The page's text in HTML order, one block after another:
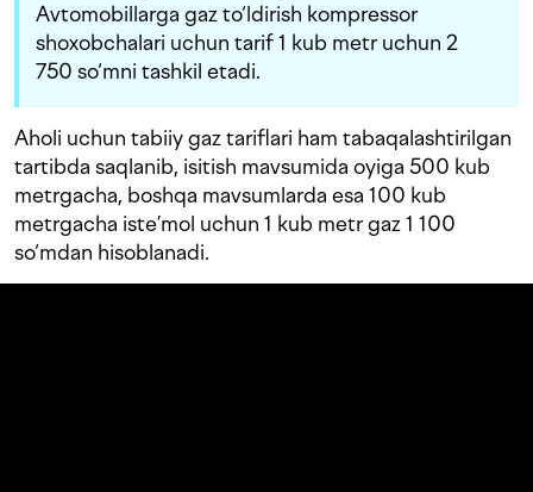
Avtomobillarga gaz to‘ldirish kompressor
shoxobchalari uchun tarif 1 kub metr uchun 2
750 so‘mni tashkil etadi.
Aholi uchun tabiiy gaz tariflari ham tabaqalashtirilgan
tartibda saqlanib, isitish mavsumida oyiga 500 kub
metrgacha, boshqa mavsumlarda esa 100 kub
metrgacha iste’mol uchun 1 kub metr gaz 1 100
so‘mdan hisoblanadi.